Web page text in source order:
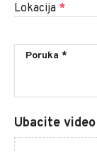
Lokacija *
Ubacite